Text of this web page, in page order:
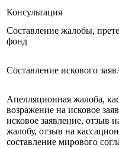
Консультация
Составление жалобы,
фонд
Составление искового
Апелляционная жалоба,
возражение на исковое
исковое заявление, отзыв
жалобу, отзыв на
составление мирового